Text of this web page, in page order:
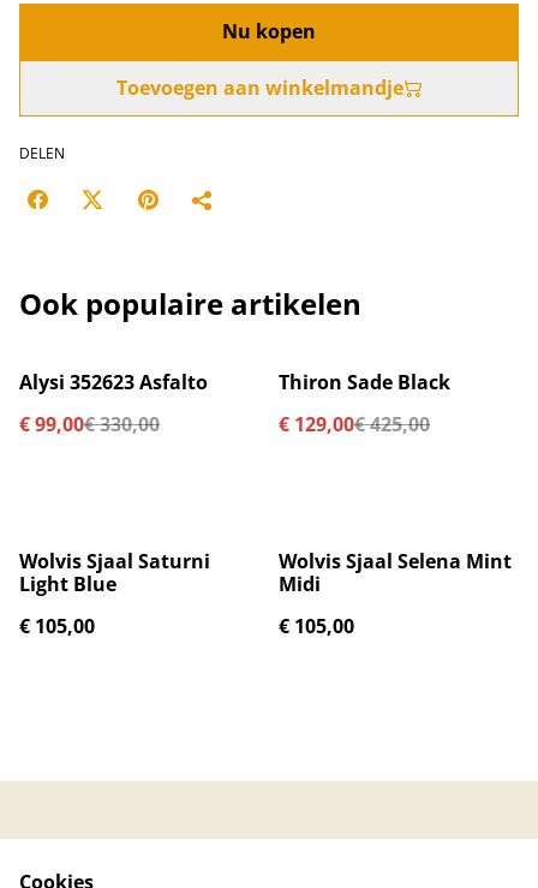
Nu kopen
Toevoegen aan winkelmandje
DELEN
Ook populaire artikelen
%
Alysi 352623 Asfalto
€ 99,00€ 330,00
%
Thiron Sade Black
€ 129,00€ 425,00
Wolvis Sjaal Saturni
Light Blue
€ 105,00
Wolvis Sjaal Selena Mint
Midi
€ 105,00
Cookies